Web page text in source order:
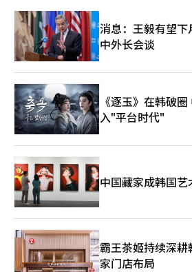
者》和《时间收集者》等。 朴代表在电话会议中强调：“一两款
标题的增长或减少并不是关键，而是要建
长的商业模型。”这被解读为NC希望多元
MMORPG的业绩结构的宣言。 此次业绩显示，NC在去年进行的体
质改善和成本效率提升后，已进入反弹阶
《天堂经典》的双双热销使得PC游戏销售
动休闲的收购效应也开始反映在合并业绩中。 然而，持续
可能性仍处于验证阶段。《天堂经典》的
期销售，《艾尔之战2》的全球发布是否
动休闲业务能否实现稳定的利润率，都是
的发布增多，营销费用和开发费用也可能
得尤为重要。 NC今年的业绩展望依赖于现有IP的长期热销、新作
发布的时间表和全球扩展的成果。仅从第
2.5万亿韩元的销售目标的可能性提高，
预测的持续增长模型”，还需在多个领域
公式。 朴炳武共同代表表示：“到2030年，我们将推出20余款新
标题和移动休闲增长战略，目标是实现
在顺利推进。”并表示：“我们将建立一
商业模型。”※ 本报道经人工智能（AI
消息：王毅有望
中外长会谈
《逐玉》在韩破
入"平台时代"
中国藏家成韩国
霸王茶姬持续深
家门店布局